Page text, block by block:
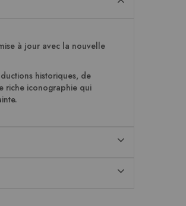
à jour avec la nouvelle
historiques, de
riche iconographie qui